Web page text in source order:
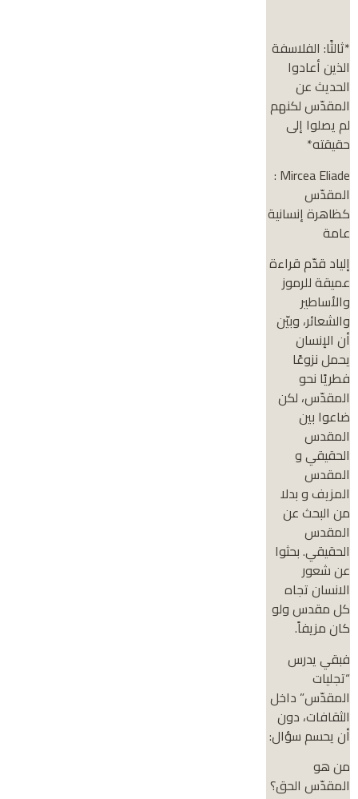
*ثالثًا: الفلاسفة
الذين أعادوا
الحديث عن
المقدّس لكنهم
لم يصلوا إلى
حقيقته*
Mircea Eliade :
المقدّس
كظاهرة إنسانية
عامة
إلياد قدّم قراءة
عميقة للرموز
والأساطير
والشعائر، وبيّن
أن الإنسان
يحمل نزوعًا
فطريًا نحو
المقدّس، لكن
ضاعوا بين
المقدس
الحقيقي و
المقدس
المزيف و بدلا
من البحث عن
المقدس
الحقيقي. بحثوا
عن شعور
الانسان تجاه
كل مقدس ولو
كان مزيفاً.
فبقي يدرس
“تجليات
المقدّس” داخل
الثقافات، دون
أن يحسم سؤال:
من هو
المقدّس الحق؟